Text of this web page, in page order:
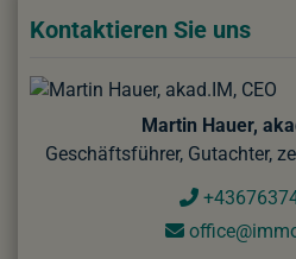
Kontaktieren Sie uns
Martin Hauer,
Geschäftsführer, Gutachter,